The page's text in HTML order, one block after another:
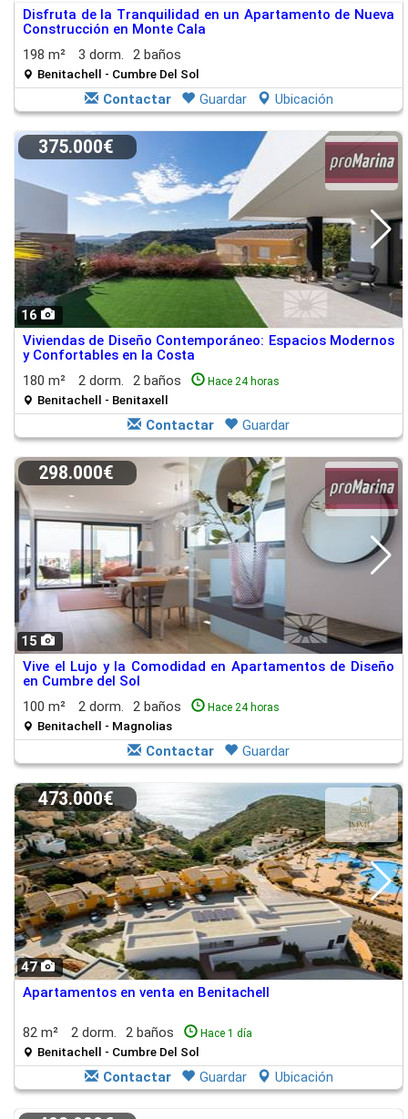
Disfruta de la Tranquilidad en un Apartamento de Nueva
Construcción en Monte Cala
198 m²
3 dorm. 2 baños
Benitachell - Cumbre Del Sol
Contactar Guardar Ubicación
16
375.000€
Viviendas de Diseño Contemporáneo: Espacios Modernos
y Confortables en la Costa
180 m²
2 dorm. 2 baños Hace 24 horas
Benitachell - Benitaxell
Contactar Guardar
15
298.000€
Vive el Lujo y la Comodidad en Apartamentos de Diseño
en Cumbre del Sol
100 m²
2 dorm. 2 baños Hace 24 horas
Benitachell - Magnolias
Contactar Guardar
47
473.000€
Apartamentos en venta en Benitachell
82 m² 2 dorm. 2 baños Hace 1 día
Benitachell - Cumbre Del Sol
Contactar Guardar Ubicación